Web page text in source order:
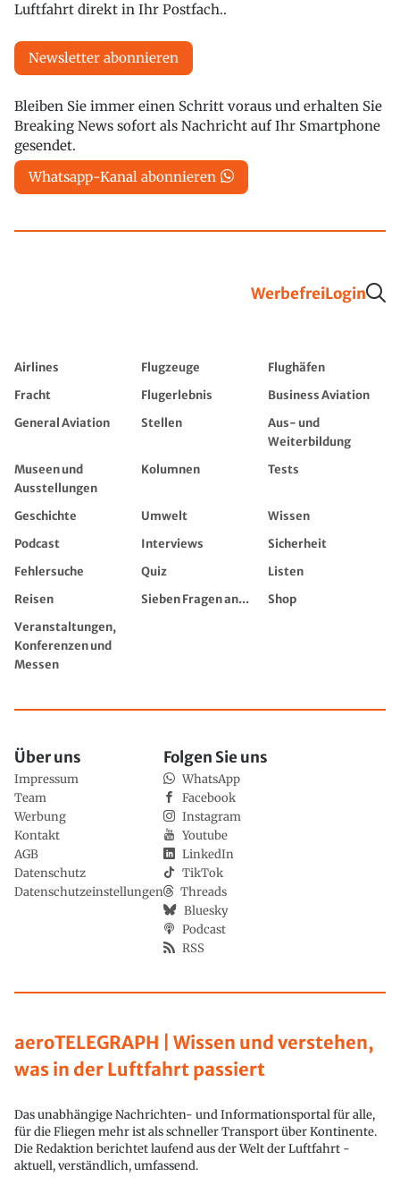
Luftfahrt direkt in Ihr Postfach..
Newsletter abonnieren
Bleiben Sie immer einen Schritt voraus und erhalten Sie
Breaking News sofort als Nachricht auf Ihr Smartphone
gesendet.
Whatsapp-Kanal abonnieren
WerbefreiLogin
Airlines Flugzeuge
Flughäfen
Fracht
Flugerlebnis
Business Aviation
General Aviation
Stellen
Aus- und
Weiterbildung
Museen und
Ausstellungen
Kolumnen Tests
Geschichte Umwelt
Wissen
Podcast
Interviews
Sicherheit
Fehlersuche
Quiz
Listen
Reisen
Sieben Fragen an...
Shop
Veranstaltungen,
Konferenzen und
Messen
aeroTELEGRAPH | Wissen und verstehen,
was in der Luftfahrt passiert
Das unabhängige Nachrichten- und Informationsportal für alle,
für die Fliegen mehr ist als schneller Transport über Kontinente.
Die Redaktion berichtet laufend aus der Welt der Luftfahrt -
aktuell, verständlich, umfassend.
Über uns
Impressum
Team
Werbung
Kontakt
AGB
Datenschutz
Datenschutzeinstellungen
Folgen Sie uns
WhatsApp
Facebook
Instagram
Youtube
LinkedIn
TikTok
Threads
Bluesky
Podcast
RSS